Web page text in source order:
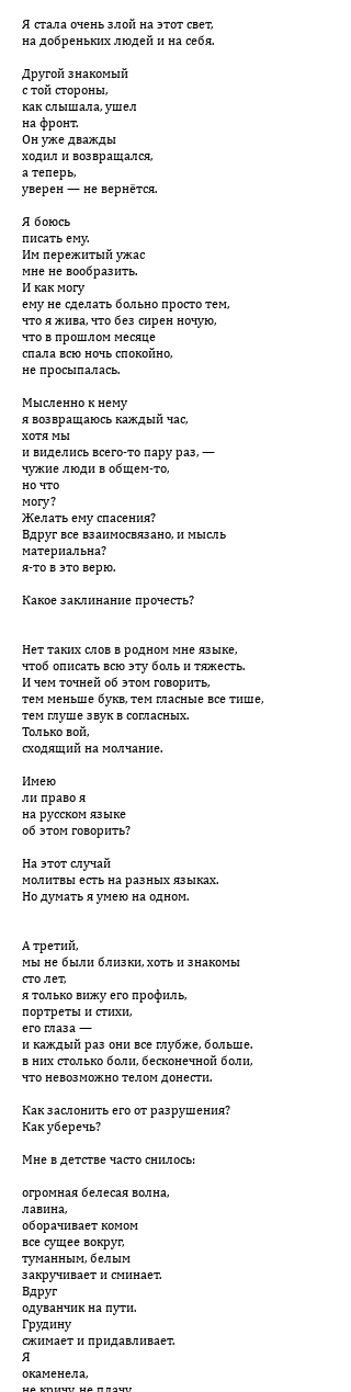
Я стала очень злой на этот свет,
на добреньких людей и на себя.
Другой знакомый
с той стороны,
как слышала, ушел
на фронт.
Он уже дважды
ходил и возвращался,
а теперь,
уверен — не вернётся.
Я боюсь
писать ему.
Им пережитый ужас
мне не вообразить.
И как могу
ему не сделать больно просто тем,
что я жива, что без сирен ночую,
что в прошлом месяце
спала всю ночь спокойно,
не просыпалась.
Мысленно к нему
я возвращаюсь каждый час,
хотя мы
и виделись всего-то пару раз, —
чужие люди в общем-то,
но что
могу?
Желать ему спасения?
Вдруг все взаимосвязано, и мысль
материальна?
я-то в это верю.
Какое заклинание прочесть?
Нет таких слов в родном мне языке,
чтоб описать всю эту боль и тяжесть.
И чем точней об этом говорить,
тем меньше букв, тем гласные все тише,
тем глуше звук в согласных.
Только вой,
сходящий на молчание.
Имею
ли право я
на русском языке
об этом говорить?
На этот случай
молитвы есть на разных языках.
Но думать я умею на одном.
А третий,
мы не были близки, хоть и знакомы
сто лет,
я только вижу его профиль,
портреты и стихи,
его глаза —
и каждый раз они все глубже, больше.
в них столько боли, бесконечной боли,
что невозможно телом донести.
Как заслонить его от разрушения?
Как уберечь?
Мне в детстве часто снилось:
огромная белесая волна,
лавина,
оборачивает комом
все сущее вокруг,
туманным, белым
закручивает и сминает.
Вдруг
одуванчик на пути.
Грудину
сжимает и придавливает.
Я
окаменела,